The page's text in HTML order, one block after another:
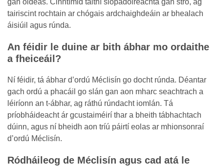
gan oideas. Cinntímid taithí siopadóireachta gan stró, ag
tairiscint rochtain ar chógais ardchaighdeáin ar bhealach
áisiúil agus rúnda.
An féidir le duine ar bith ábhar mo ordaithe
a fheiceáil?
Ní féidir, tá ábhar d’ordú Méclisín go docht rúnda. Déantar
gach ordú a phacáil go slán gan aon mharc seachtrach a
léiríonn an t-ábhar, ag ráthú rúndacht iomlán. Tá
príobháideacht ár gcustaiméirí thar a bheith tábhachtach
dúinn, agus ní bheidh aon tríú páirtí eolas ar mhionsonraí
d’ordú Méclisín.
Ródháileog de Méclisín agus cad atá le